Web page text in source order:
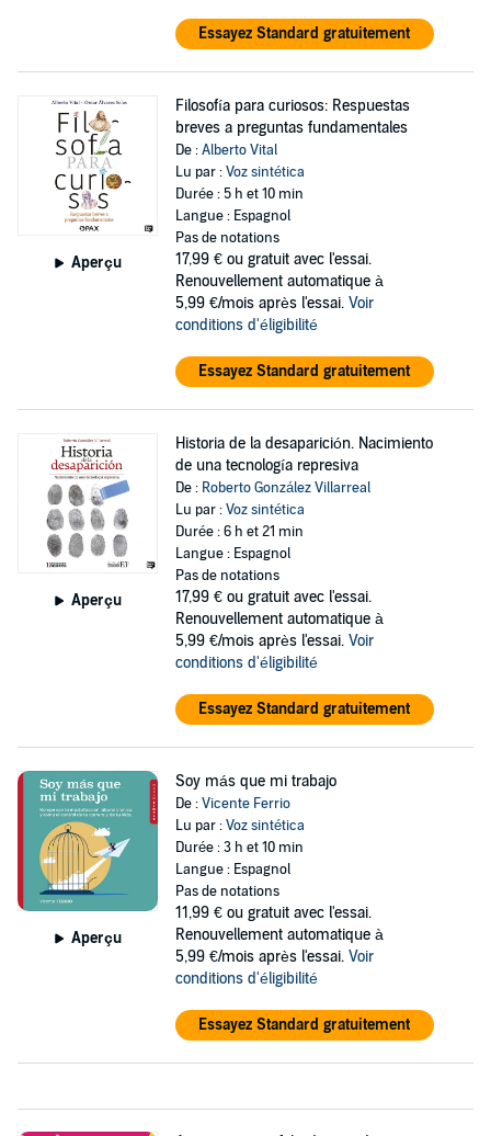
Essayez Standard gratuitement
Aperçu
Filosofía para curiosos: Respuestas
breves a preguntas fundamentales
De :Alberto Vital
Lu par :Voz sintética
Durée : 5 h et 10 min
Langue : Espagnol
Pas de notations
17,99 € ou gratuit avec l'essai.
Renouvellement automatique à
5,99 €/mois après l'essai. Voir
conditions d'éligibilité
Essayez Standard gratuitement
Aperçu
Historia de la desaparición. Nacimiento
de una tecnología represiva
De : Roberto González Villarreal
Lu par :Voz sintética
Durée : 6 h et 21 min
Langue : Espagnol
Pas de notations
17,99 € ou gratuit avec l'essai.
Renouvellement automatique à
5,99 €/mois après l'essai. Voir
conditions d'éligibilité
Essayez Standard gratuitement
Aperçu
Soy más que mi trabajo
De :Vicente Ferrio
Lu par :Voz sintética
Durée : 3 h et 10 min
Langue : Espagnol
Pas de notations
11,99 € ou gratuit avec l'essai.
Renouvellement automatique à
5,99 €/mois après l'essai. Voir
conditions d'éligibilité
Essayez Standard gratuitement